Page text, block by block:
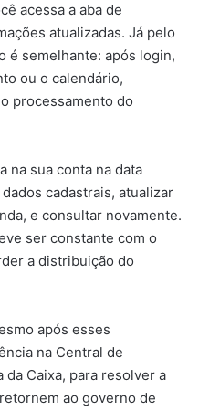
acessa a aba de
atualizadas. Já pelo
é semelhante: após login,
ou o calendário,
processamento do
na sua conta na data
cadastrais, atualizar
e consultar novamente.
ser constante com o
a distribuição do
após esses
na Central de
da Caixa, para resolver a
ao governo de